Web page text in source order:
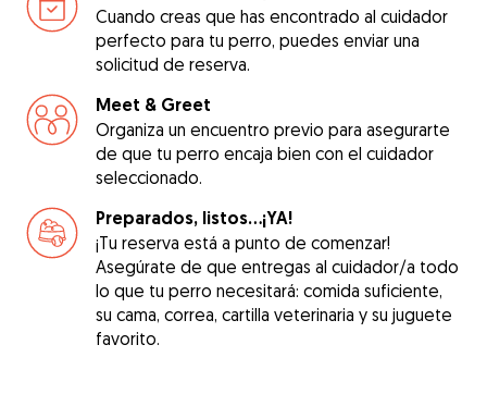
Cuando creas que has encontrado al cuidador
perfecto para tu perro, puedes enviar una
solicitud de reserva.
Meet & Greet
Organiza un encuentro previo para asegurarte
de que tu perro encaja bien con el cuidador
seleccionado.
Preparados, listos...¡YA!
¡Tu reserva está a punto de comenzar!
Asegúrate de que entregas al cuidador/a todo
lo que tu perro necesitará: comida suficiente,
su cama, correa, cartilla veterinaria y su juguete
favorito.